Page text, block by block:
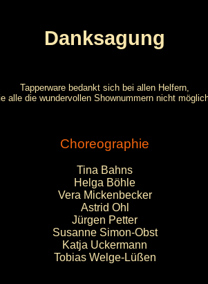
Danksagung
Tapperware bedankt sich bei allen Helfern,
alle die wundervollen Shownummern nicht
Choreographie
Tina Bahns
Helga Böhle
Vera Mickenbecker
Astrid Ohl
Jürgen Petter
Susanne Simon-Obst
Katja Uckermann
Tobias Welge-Lüßen